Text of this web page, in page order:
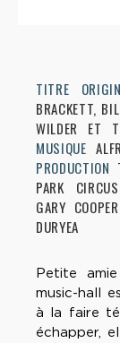
TITRE
BRACKETT,
WILDER ET
MUSIQUE
PRODUCTION
PARK CIRCUS
GARY
DURYEA
Petite
music-hall
à la faire
échapper,